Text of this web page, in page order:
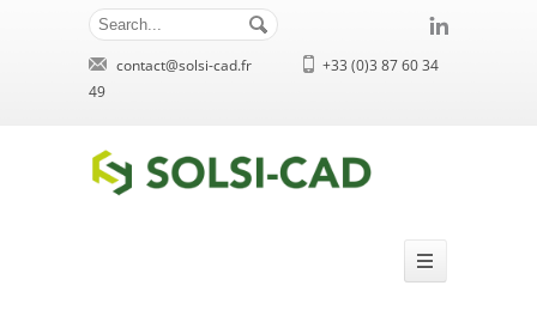
contact@solsi-cad.fr
+33 (0)3 87 60 34
49